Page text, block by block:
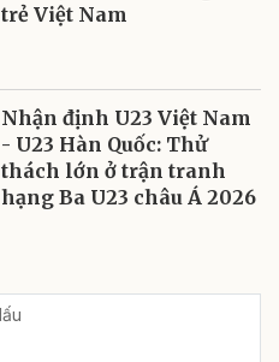
trẻ Việt Nam
Nhận định U23 Việt Nam
- U23 Hàn Quốc: Thử
thách lớn ở trận tranh
hạng Ba U23 châu Á 2026